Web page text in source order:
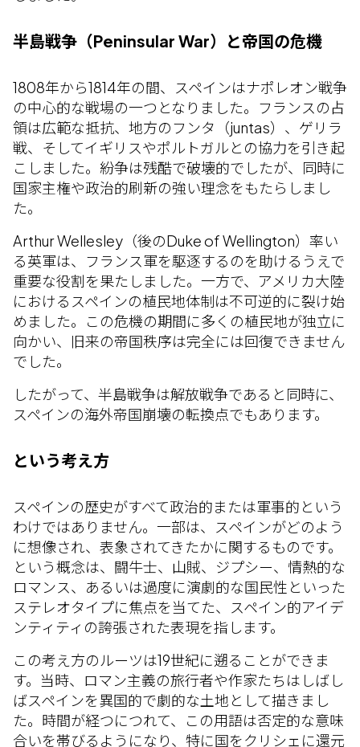
半島戦争（Peninsular War）と帝国の危機
1808年から1814年の間、スペインはナポレオン戦争
の中心的な戦場の一つとなりました。フランスの占
領は広範な抵抗、地方のフンタ（juntas）、ゲリラ
戦、そしてイギリスやポルトガルとの協力を引き起
こしました。紛争は残酷で破壊的でしたが、同時に
国家主権や政治的刷新の強い理念をもたらしまし
た。
Arthur Wellesley（後のDuke of Wellington）率い
る英軍は、フランス軍を駆逐するのを助けるうえで
重要な役割を果たしました。一方で、アメリカ大陸
におけるスペインの植民地体制は不可逆的に裂け始
めました。この危機の期間に多くの植民地が独立に
向かい、旧来の帝国秩序は完全には回復できません
でした。
したがって、半島戦争は解放戦争であると同時に、
スペインの海外帝国崩壊の転換点でもあります。
という考え方
スペインの歴史がすべて政治的または軍事的という
わけではありません。一部は、スペインがどのよう
に想像され、表象されてきたかに関するものです。
という概念は、闘牛士、山賊、ジプシー、情熱的な
ロマンス、あるいは過度に演劇的な国民性といった
ステレオタイプに焦点を当てた、スペイン的アイデ
ンティティの誇張された表現を指します。
この考え方のルーツは19世紀に遡ることができま
す。当時、ロマン主義の旅行者や作家たちはしばし
ばスペインを異国的で劇的な土地として描きまし
た。時間が経つにつれて、この用語は否定的な意味
合いを帯びるようになり、特に国をクリシェに還元